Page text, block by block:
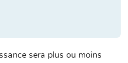
sera plus ou moins